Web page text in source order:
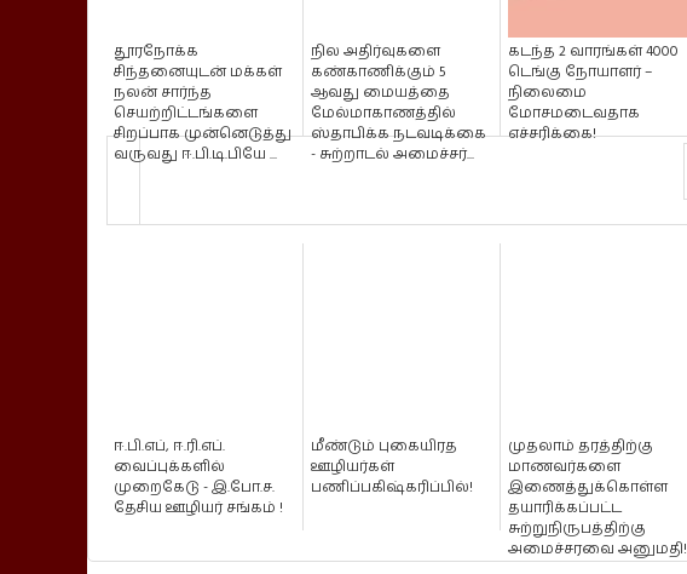
தூரநோக்க
சிந்தனையுடன் மக்கள்
நலன் சார்ந்த
செயற்றிட்டங்களை
சிறப்பாக முன்னெடுத்து
வருவது ஈ.பி.டி.பியே ...
நில அதிர்வுகளை
கண்காணிக்கும் 5
ஆவது மையத்தை
மேல்மாகாணத்தில்
ஸ்தாபிக்க நடவடிக்கை
- சுற்றாடல் அமைச்சர்...
கடந்த 2 வாரங்கள் 4000
டெங்கு நோயாளர் –
நிலைமை
மோசமடைவதாக
எச்சரிக்கை!
ஈ.பி.எப், ஈ.ரி.எப்.
வைப்புக்களில்
முறைகேடு - இ.போ.ச.
தேசிய ஊழியர் சங்கம் !
மீண்டும் புகையிரத
ஊழியர்கள்
பணிப்பகிஷ்கரிப்பில்!
முதலாம் தரத்திற்கு
மாணவர்களை
இணைத்துக்கொள்ள
தயாரிக்கப்பட்ட
சுற்றுநிருபத்திற்கு
அமைச்சரவை அனுமதி!